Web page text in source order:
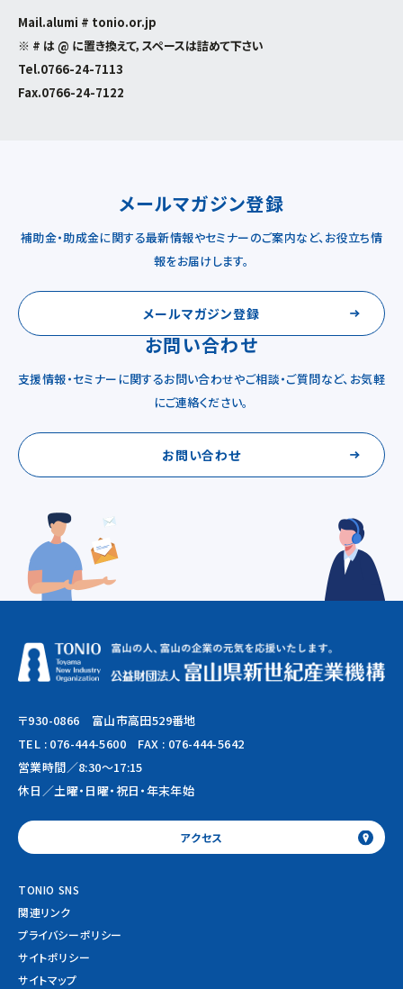
Mail.alumi # tonio.or.jp
※ # は @ に置き換えて，スペースは詰めて下さい
Tel.0766-24-7113
Fax.0766-24-7122
メールマガジン登録
補助金・助成金に関する最新情報やセミナーのご案内など、お役立ち情
報をお届けします。
メールマガジン登録
お問い合わせ
支援情報・セミナーに関するお問い合わせやご相談・ご質問など、お気軽
にご連絡ください。
お問い合わせ
〒930-0866 富山市高田529番地
TEL : 076-444-5600 FAX : 076-444-5642
営業時間／8:30～17:15
休日／土曜・日曜・祝日・年末年始
アクセス
TONIO SNS
関連リンク
プライバシーポリシー
サイトポリシー
サイトマップ